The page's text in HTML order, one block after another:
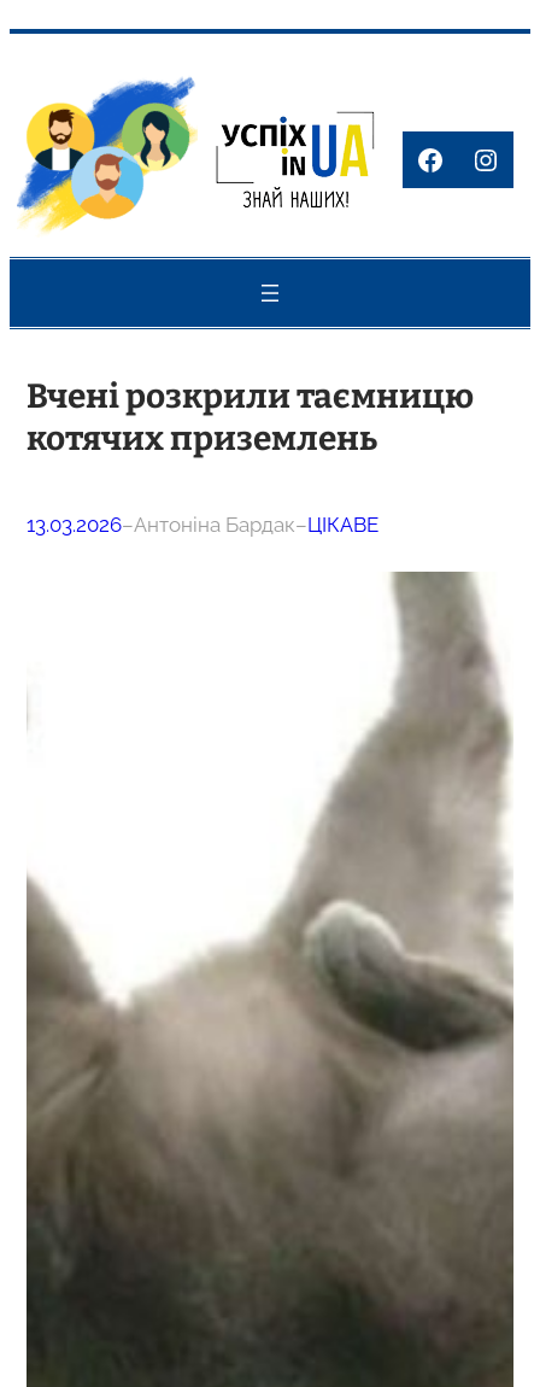
вмісту
Вчені розкрили таємницю
котячих приземлень
13.03.2026–Антоніна Бардак–ЦІКАВЕ